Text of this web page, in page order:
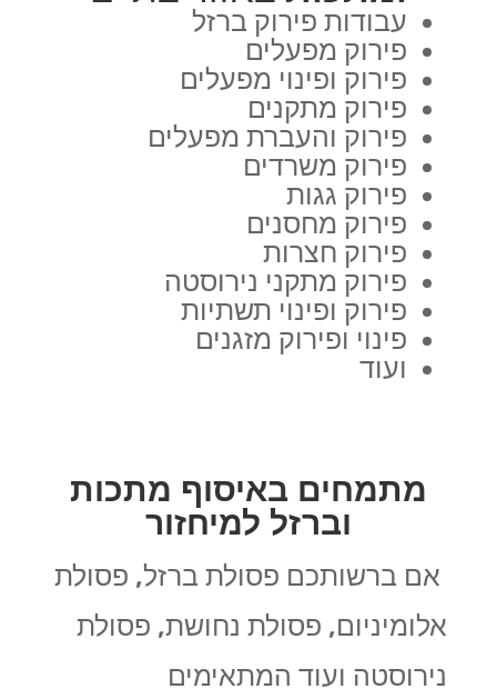
עבודות פירוק ברזל
פירוק מפעלים
פירוק ופינוי מפעלים
פירוק מתקנים
פירוק והעברת מפעלים
פירוק משרדים
פירוק גגות
פירוק מחסנים
פירוק חצרות
פירוק מתקני נירוסטה
פירוק ופינוי תשתיות
פינוי ופירוק מזגנים
ועוד
מתמחים באיסוף מתכות
וברזל למיחזור
אם ברשותכם פסולת ברזל, פסולת
אלומיניום, פסולת נחושת, פסולת
נירוסטה ועוד המתאימים